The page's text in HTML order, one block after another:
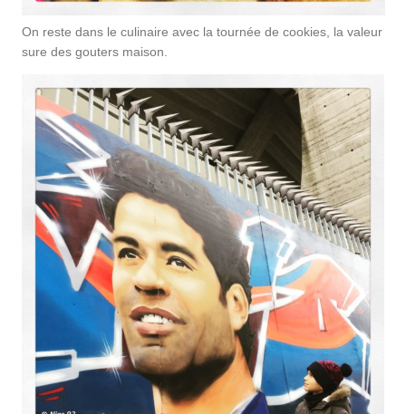
On reste dans le culinaire avec la tournée de cookies, la valeur
sure des gouters maison.